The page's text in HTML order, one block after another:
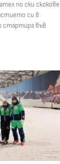
по ски скокове
си в
стартира във